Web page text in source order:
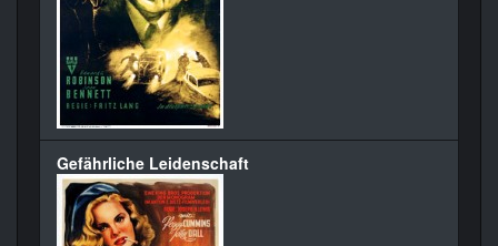
Gefährliche Leidenschaft